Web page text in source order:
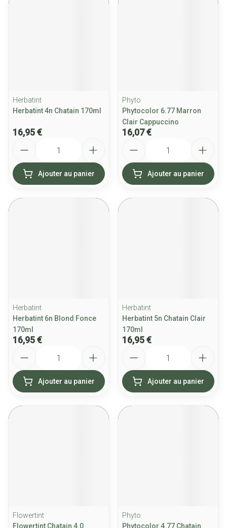
Herbatint
Herbatint 4n Chatain 170ml
16,95 €
Ajouter au panier
Phyto
Phytocolor 6.77 Marron
Clair Cappuccino
16,07 €
Ajouter au panier
Herbatint
Herbatint 6n Blond Fonce
170ml
16,95 €
Ajouter au panier
Herbatint
Herbatint 5n Chatain Clair
170ml
16,95 €
Ajouter au panier
Flowertint
Flowertint Chatain 4.0
Phyto
Phytocolor 4.77 Chatain